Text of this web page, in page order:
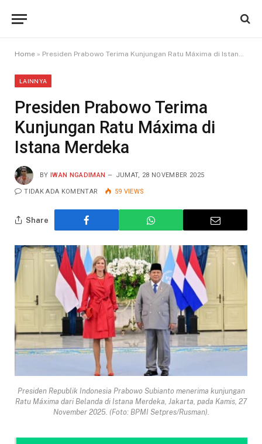
Home » Presiden Prabowo Terima Kunjungan Ratu Máxima di Istana Merdeka
LAINNYA
Presiden Prabowo Terima
Kunjungan Ratu Máxima di
Istana Merdeka
BY IWAN NGADIMAN JUMAT, 28 NOVEMBER 2025
TIDAK ADA KOMENTAR 59 VIEWS
Share
Presiden Republik Indonesia Prabowo Subianto menerima kunjungan
Ratu Máxima dari Belanda di Istana Merdeka, Jakarta, pada Kamis, 27
November 2025. (Foto: BPMI Setpres/Rusman).